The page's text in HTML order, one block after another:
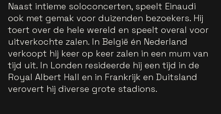
Naast intieme soloconcerten, speelt Einaudi
ook met gemak voor duizenden bezoekers. Hij
toert over de hele wereld en speelt overal voor
uitverkochte zalen. In België én Nederland
verkoopt hij keer op keer zalen in een mum van
tijd uit. In Londen resideerde hij een tijd in de
Royal Albert Hall en in Frankrijk en Duitsland
verovert hij diverse grote stadions.